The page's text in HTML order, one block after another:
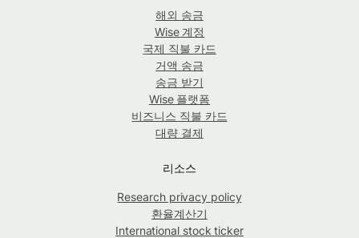
해외 송금
Wise 계정
국제 직불 카드
거액 송금
송금 받기
Wise 플랫폼
비즈니스 직불 카드
대량 결제
리소스
Research privacy policy
환율계산기
International stock ticker